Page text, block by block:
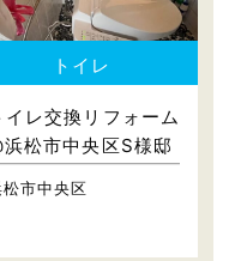
トイレ
イレ交換リフォーム
浜松市中央区S様邸
松市中央区